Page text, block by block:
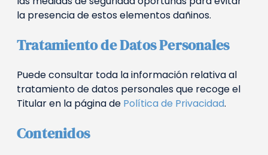
la presencia de estos elementos dañinos.
Tratamiento de Datos Personales
Puede consultar toda la información relativa al
tratamiento de datos personales que recoge el
Titular en la página de Política de Privacidad.
Contenidos